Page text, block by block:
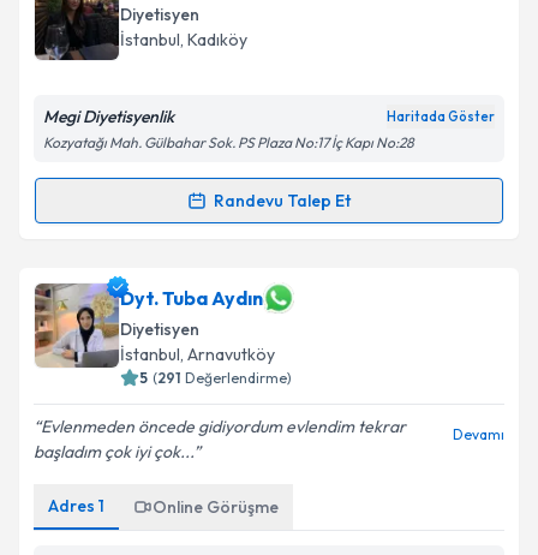
Diyetisyen
İstanbul, Kadıköy
Megi Diyetisyenlik Haritada Göster
Kozyatağı Mah. Gülbahar Sok. PS Plaza No:17 İç Kapı No:28
Randevu Talep Et
Randevu Takvimi Talebi
Dyt. Melda Gizem Tavukçuoğlu
talebi oluşturun. Size bu uzmandan randevu almanız
için bir takvim hazırlandığında e-posta ile
bilgilendireceğiz.
E-posta Adresiniz
Kişisel verilerimin işlenmesine ilişkinAydınlatma
Dyt. Tuba Aydın
Diyetisyen
İstanbul, Arnavutköy
5 (291 Değerlendirme)
Evlenmeden öncede gidiyordum evlendim tekrar
başladım çok iyi çok...
Devamı
Adres 1 Online Görüşme